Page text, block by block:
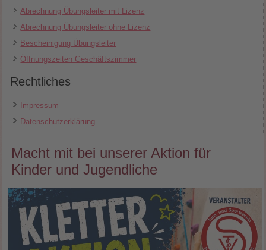
Abrechnung Übungsleiter mit Lizenz
Abrechnung Übungsleiter ohne Lizenz
Bescheinigung Übungsleiter
Öffnungszeiten Geschäftszimmer
Rechtliches
Impressum
Datenschutzerklärung
Macht mit bei unserer Aktion für
Kinder und Jugendliche